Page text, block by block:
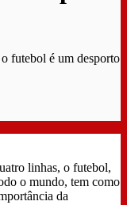
futebol é um desporto
linhas, o futebol,
o mundo, tem como
da